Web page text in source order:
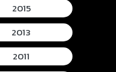
2015
2013
2011